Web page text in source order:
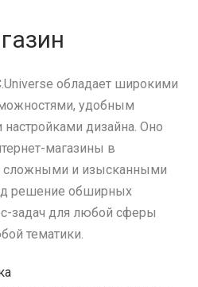
обладает широкими
удобным
дизайна. Оно
магазины в
сложными и изысканными
решение обширных
задач для любой сферы
тематики.